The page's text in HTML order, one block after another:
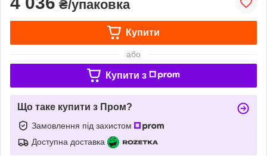
₴/упаковка
Купити
або
Купити з
Що таке купити з Пром?
Замовлення під захистом
Доступна доставка